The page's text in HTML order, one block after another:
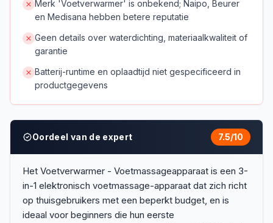
Merk 'Voetverwarmer' is onbekend; Naipo, Beurer
en Medisana hebben betere reputatie
Geen details over waterdichting, materiaalkwaliteit of
garantie
Batterij-runtime en oplaadtijd niet gespecificeerd in
productgegevens
Oordeel van de expert 7.5/10
Het Voetverwarmer - Voetmassageapparaat is een 3-
in-1 elektronisch voetmassage-apparaat dat zich richt
op thuisgebruikers met een beperkt budget, en is
ideaal voor beginners die hun eerste